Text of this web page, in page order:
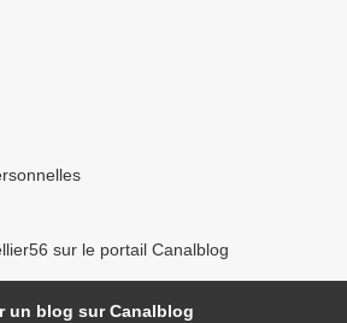
sur le portail Canalblog
un blog sur Canalblog